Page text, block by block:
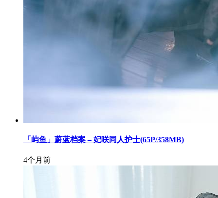
「屿鱼」蔚蓝档案 – 妃咲同人护士(65P/358MB)
4个月前